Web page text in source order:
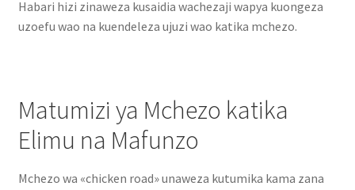
Habari hizi zinaweza kusaidia wachezaji wapya kuongeza
uzoefu wao na kuendeleza ujuzi wao katika mchezo.
Matumizi ya Mchezo katika
Elimu na Mafunzo
Mchezo wa «chicken road» unaweza kutumika kama zana